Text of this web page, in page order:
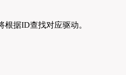
据ID查找对应驱动。